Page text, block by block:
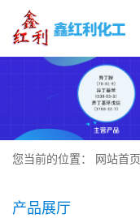
您当前的位置： 网站首页
产品展厅